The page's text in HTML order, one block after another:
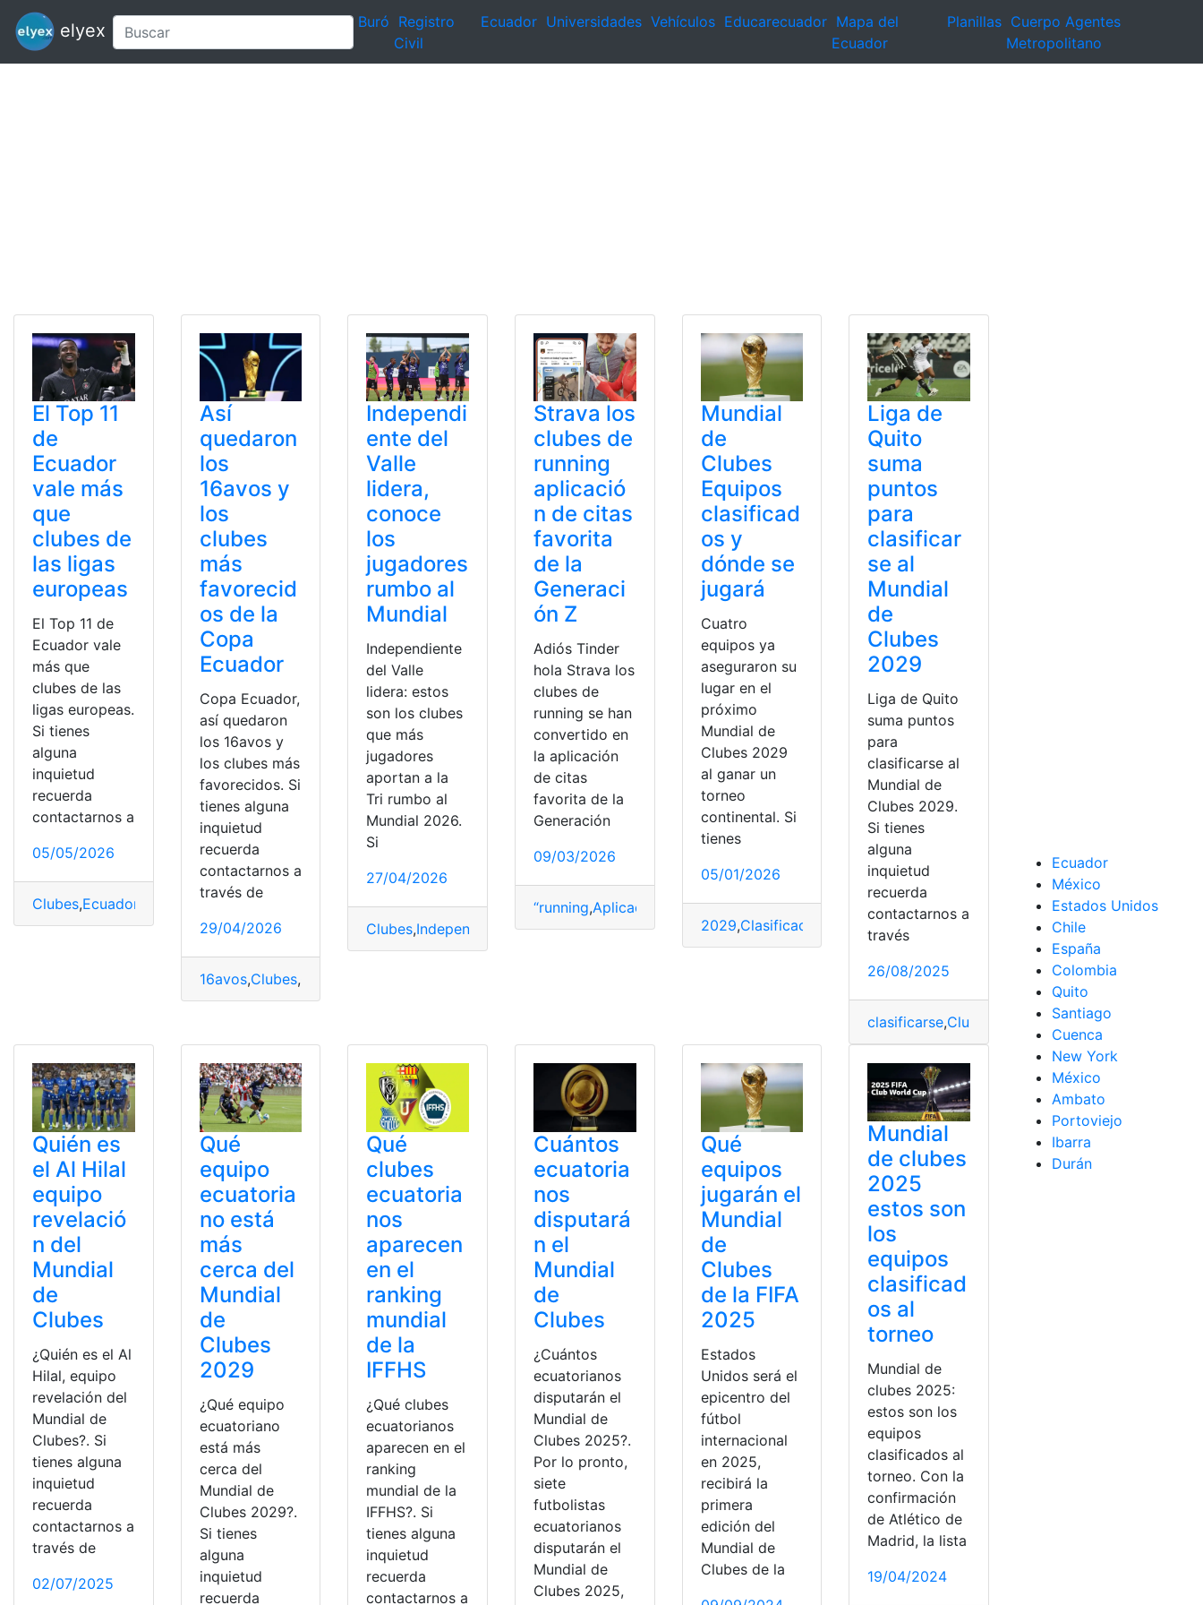
elyex Buró Registro
Civil
Ecuador Universidades Vehículos Educarecuador Mapa del
Ecuador
Planillas Cuerpo Agentes
Metropolitano
El Top 11
de
Ecuador
vale más
que
clubes de
las ligas
europeas
El Top 11 de
Ecuador vale
más que
clubes de las
ligas europeas.
Si tienes
alguna
inquietud
recuerda
contactarnos a
05/05/2026
Clubes,Ecuador ligas Top
Así
quedaron
los
16avos y
los
clubes
más
favorecid
os de la
Copa
Ecuador
Copa Ecuador,
así quedaron
los 16avos y
los clubes más
favorecidos. Si
tienes alguna
inquietud
recuerda
contactarnos a
través de
29/04/2026
16avos,Clubes,
Independi
ente del
Valle
lidera,
conoce
los
jugadores
rumbo al
Mundial
Independiente
del Valle
lidera: estos
son los clubes
que más
jugadores
aportan a la
Tri rumbo al
Mundial 2026.
Si
27/04/2026
Clubes,Independiente ,Jugadores,lidera,Mundial Tri,Valle
Strava los
clubes de
running
aplicació
n de citas
favorita
de la
Generaci
ón Z
Adiós Tinder
hola Strava los
clubes de
running se han
convertido en
la aplicación
de citas
favorita de la
Generación
09/03/2026
“running,Aplicación Citas,Clubes,convertido Generación,Strava Tinder
Mundial
de
Clubes
Equipos
clasificad
os y
dónde se
jugará
Cuatro
equipos ya
aseguraron su
lugar en el
próximo
Mundial de
Clubes 2029
al ganar un
torneo
continental. Si
tienes
05/01/2026
2029,Clasificados Clubes Dónde , Equipos Mundial
Liga de
Quito
suma
puntos
para
clasificar
se al
Mundial
de
Clubes
2029
Liga de Quito
suma puntos
para
clasificarse al
Mundial de
Clubes 2029.
Si tienes
alguna
inquietud
recuerda
contactarnos a
través
26/08/2025
clasificarse,Clubes Mundial,Puntos
Quién es
el Al Hilal
equipo
revelació
n del
Mundial
de
Clubes
¿Quién es el Al
Hilal, equipo
revelación del
Mundial de
Clubes?. Si
tienes alguna
inquietud
recuerda
contactarnos a
través de
02/07/2025
Qué
equipo
ecuatoria
no está
más
cerca del
Mundial
de
Clubes
2029
¿Qué equipo
ecuatoriano
está más
cerca del
Mundial de
Clubes 2029?.
Si tienes
alguna
inquietud
recuerda
Qué
clubes
ecuatoria
nos
aparecen
en el
ranking
mundial
de la
IFFHS
¿Qué clubes
ecuatorianos
aparecen en el
ranking
mundial de la
IFFHS?. Si
tienes alguna
inquietud
recuerda
contactarnos a
Cuántos
ecuatoria
nos
disputará
n el
Mundial
de
Clubes
¿Cuántos
ecuatorianos
disputarán el
Mundial de
Clubes 2025?.
Por lo pronto,
siete
futbolistas
ecuatorianos
disputarán el
Mundial de
Clubes 2025,
Qué
equipos
jugarán el
Mundial
de
Clubes
de la FIFA
2025
Estados
Unidos será el
epicentro del
fútbol
internacional
en 2025,
recibirá la
primera
edición del
Mundial de
Clubes de la
Mundial
de clubes
2025
estos son
los
equipos
clasificad
os al
torneo
Mundial de
clubes 2025:
estos son los
equipos
clasificados al
torneo. Con la
confirmación
de Atlético de
Madrid, la lista
19/04/2024
Ecuador
México
Estados Unidos
Chile
España
Colombia
Quito
Santiago
Cuenca
New York
México
Ambato
Portoviejo
Ibarra
Durán